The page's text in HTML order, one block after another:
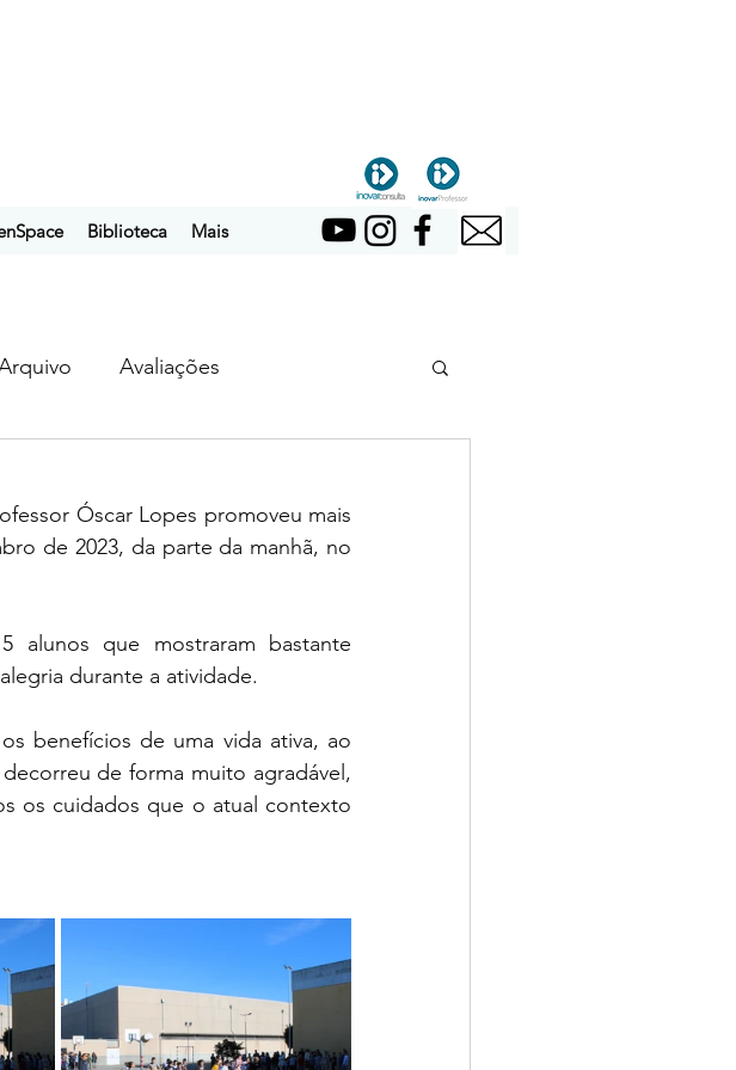
Biblioteca Mais
Avaliações
de 2023, da parte da manhã, no
durante a atividade.
de forma muito agradável,
os cuidados que o atual contexto